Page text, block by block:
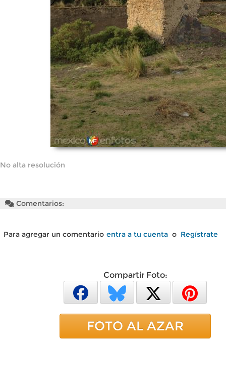
No alta resolución
Comentarios:
Para agregar un comentario entra a tu cuenta o Regístrate
Compartir Foto:
FOTO AL AZAR